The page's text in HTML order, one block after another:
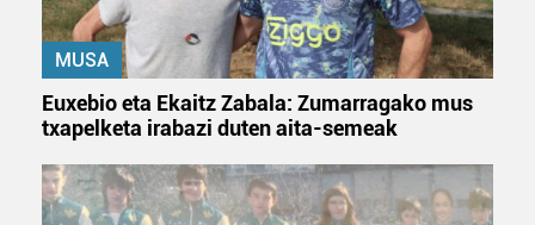
Webgune honek cookie propioak eta hirugarrenen cookie-
zerbitzuak hobetzeko asmoz, cookie teknologiaz
baliatzen gara. Ohar hau onartuz gero, teknologia hori
erabiltzeko baimen esplizitua ematen diguzu.Gehiago
irakurri
MUSA
Euxebio eta Ekaitz Zabala: Zumarragako mus
txapelketa irabazi duten aita-semeak